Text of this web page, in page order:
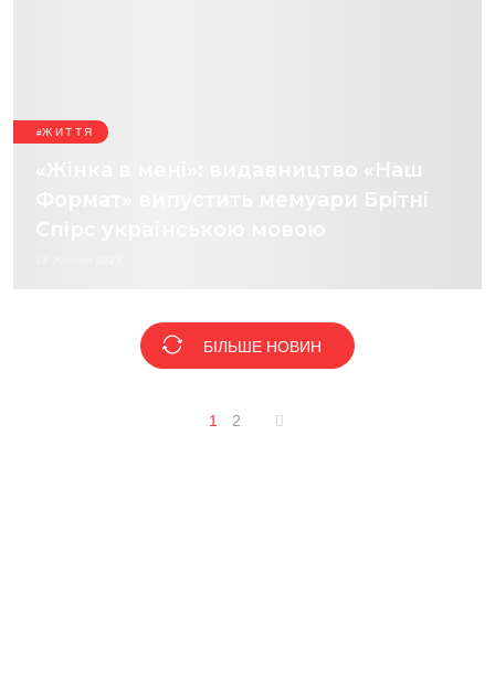
ЖИТТЯ
«Жінка в мені»: видавництво «Наш
Формат» випустить мемуари Брітні
БІЛЬШЕ НОВИН
1 2